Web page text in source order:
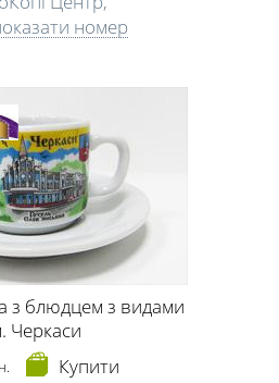
номер
з блюдцем з видами
Черкаси
Купити